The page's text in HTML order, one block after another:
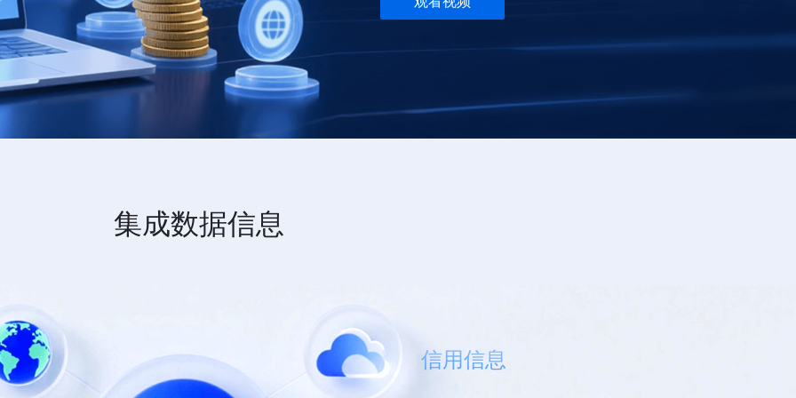
集成数据信息
信用信息